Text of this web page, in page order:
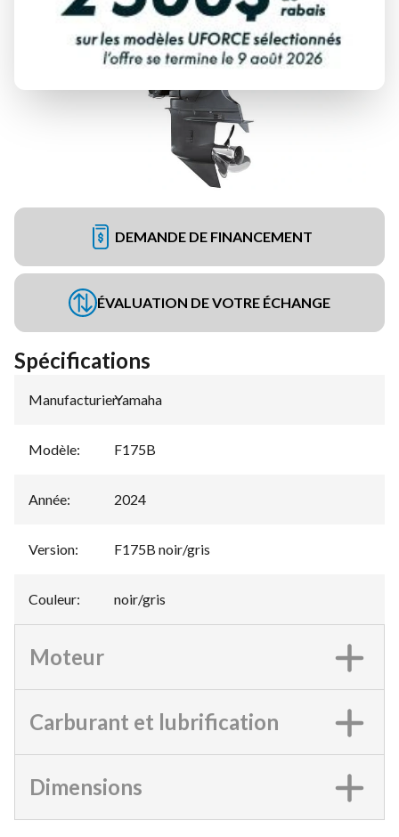
DEMANDE DE FINANCEMENT
ÉVALUATION DE VOTRE ÉCHANGE
Spécifications
Manufacturier:
Yamaha
Modèle: F175B
Année: 2024
Version: F175B noir/gris
Couleur: noir/gris
Moteur
Carburant et lubrification
Dimensions